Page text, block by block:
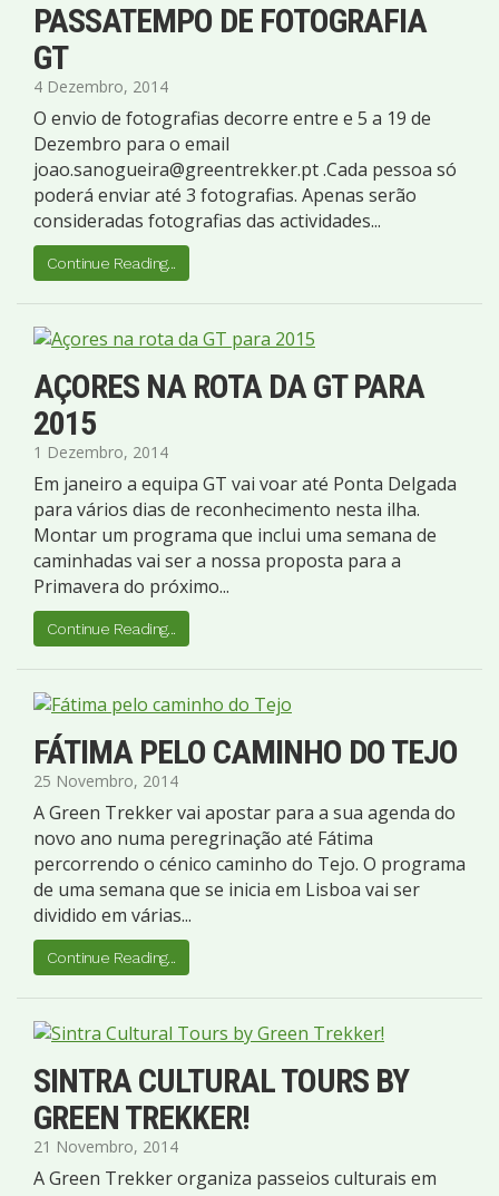
PASSATEMPO DE FOTOGRAFIA
GT
4 Dezembro, 2014
O envio de fotografias decorre entre e 5 a 19 de
Dezembro para o email
joao.sanogueira@greentrekker.pt.Cada pessoa só
poderá enviar até 3 fotografias. Apenas serão
consideradas fotografias das actividades...
Continue Reading...
AÇORES NA ROTA DA GT PARA
2015
1 Dezembro, 2014
Em janeiro a equipa GT vai voar até Ponta Delgada
para vários dias de reconhecimento nesta ilha.
Montar um programa que inclui uma semana de
caminhadas vai ser a nossa proposta para a
Primavera do próximo...
Continue Reading...
FÁTIMA PELO CAMINHO DO TEJO
25 Novembro, 2014
A Green Trekker vai apostar para a sua agenda do
novo ano numa peregrinação até Fátima
percorrendo o cénico caminho do Tejo. O programa
de uma semana que se inicia em Lisboa vai ser
dividido em várias...
Continue Reading...
SINTRA CULTURAL TOURS BY
GREEN TREKKER!
21 Novembro, 2014
A Green Trekker organiza passeios culturais em